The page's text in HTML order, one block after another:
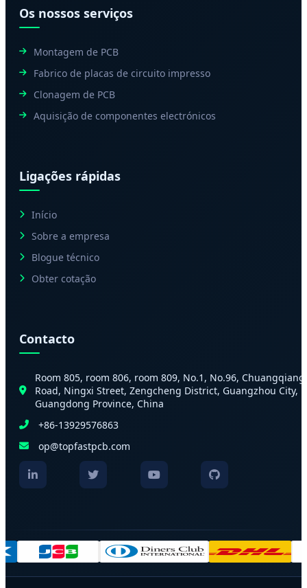
Os nossos serviços
Montagem de PCB
Fabrico de placas de circuito impresso
Clonagem de PCB
Aquisição de componentes electrónicos
Ligações rápidas
Início
Sobre a empresa
Blogue técnico
Obter cotação
Contacto
Room 805, room 806, room 809, No.1, No.96, Chuangqiang
Road, Ningxi Street, Zengcheng District, Guangzhou City,
Guangdong Province, China
+86-13929576863
op@topfastpcb.com